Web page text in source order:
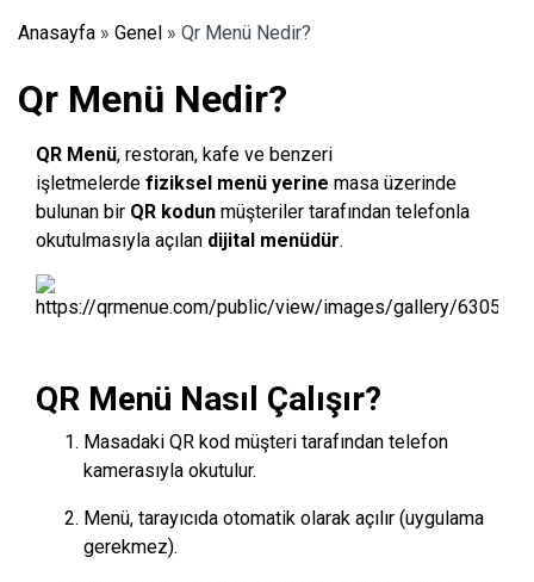
Anasayfa » Genel » Qr Menü Nedir?
Qr Menü Nedir?
QR Menü, restoran, kafe ve benzeri
işletmelerde fiziksel menü yerine masa üzerinde
bulunan bir QR kodun müşteriler tarafından telefonla
okutulmasıyla açılan dijital menüdür.
QR Menü Nasıl Çalışır?
Masadaki QR kod müşteri tarafından telefon
kamerasıyla okutulur.
Menü, tarayıcıda otomatik olarak açılır (uygulama
gerekmez).